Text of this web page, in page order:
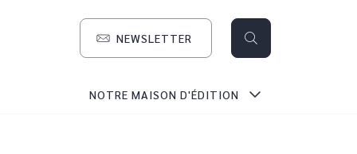
NEWSLETTER
NOTRE MAISON D'ÉDITION